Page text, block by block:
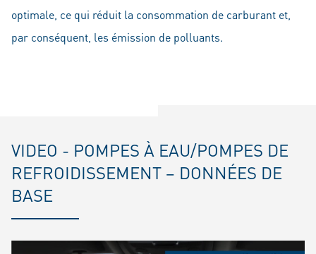
optimale, ce qui réduit la consommation de carburant et,
par conséquent, les émission de polluants.
VIDEO - POMPES À EAU/POMPES DE
REFROIDISSEMENT – DONNÉES DE
BASE